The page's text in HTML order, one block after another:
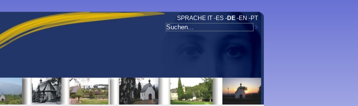
SPRACHE IT -ES -DE -EN -PT